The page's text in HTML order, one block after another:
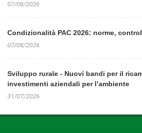
07/08/2026
Condizionalità PAC 2026: norme,
07/08/2026
Sviluppo rurale - Nuovi bandi per il
investimenti aziendali per l’ambiente
31/07/2026